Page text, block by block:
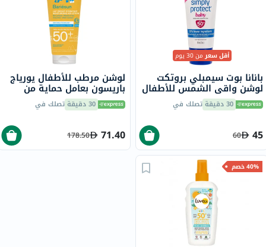
أقل سعرمن 30 يوم
بانانا بوت سيمبلي بروتكت
لوشن واقي الشمس للأطفال
50+، 90 مل 30 دقيقة تصلك في
45
60
لوشن مرطب للأطفال يورياج
باريسون بعامل حماية من
الشمس 50+ - 100 مل
30 دقيقة تصلك في
71.40
178.50
40% خصم